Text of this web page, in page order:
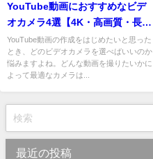
YouTube動画におすすめなビデ
オカメラ4選【4K・高画質・長時
間】
YouTube動画の作成をはじめたいと思った
とき、どのビデオカメラを選べばいいのか
悩みますよね。どんな動画を撮りたいかに
よって最適なカメラは...
最近の投稿